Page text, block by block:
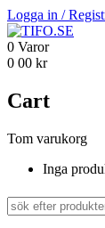
Logga in /
0 Varor
0 00 kr
Cart
Tom varukorg
Inga